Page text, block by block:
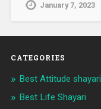
January 7, 2023
CATEGORIES
Best Attitude shayari
Best Life Shayari